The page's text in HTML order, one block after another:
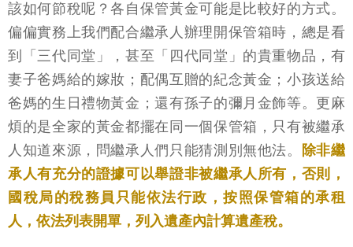
該如何節稅呢？各自保管黃金可能是比較好的方式。
偏偏實務上我們配合繼承人辦理開保管箱時，總是看
到「三代同堂」，甚至「四代同堂」的貴重物品，有
妻子爸媽給的嫁妝；配偶互贈的紀念黃金；小孩送給
爸媽的生日禮物黃金；還有孫子的彌月金飾等。更麻
煩的是全家的黃金都擺在同一個保管箱，只有被繼承
人知道來源，問繼承人們只能猜測別無他法。
除非繼
承人有充分的證據可以舉證非被繼承人所有，否則，
國稅局的稅務員只能依法行政，按照保管箱的承租
人，依法列表開單，列入遺產內計算遺產稅。